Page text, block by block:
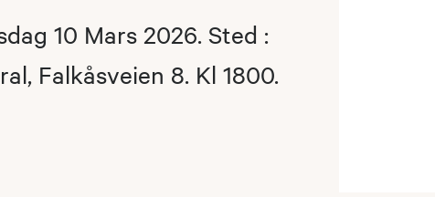
10 Mars 2026. Sted :
Falkåsveien 8. Kl 1800.